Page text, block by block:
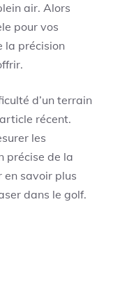
air. Alors
pour vos
la précision
d’un terrain
récent.
les
précise de la
en savoir plus
dans le golf.